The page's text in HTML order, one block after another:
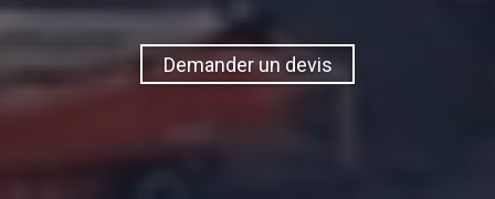
Demander un devis